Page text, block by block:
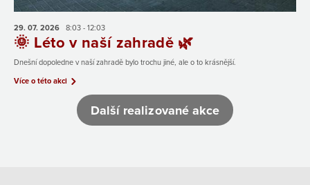
29. 07. 2026 8:03 - 12:03
🌞 Léto v naší zahradě 🌿
Dnešní dopoledne v naší zahradě bylo trochu jiné, ale o to krásnější.
Více o této akci
Další realizované akce